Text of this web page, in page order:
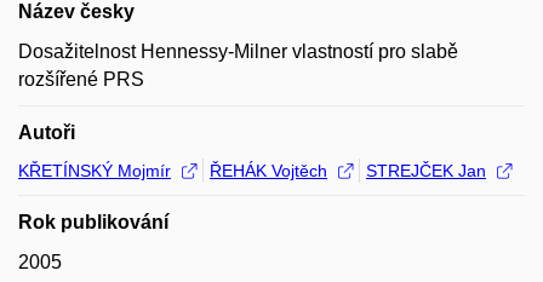
Název česky
Dosažitelnost Hennessy-Milner vlastností pro slabě
rozšířené PRS
Autoři
KŘETÍNSKÝ Mojmír ŘEHÁK Vojtěch STREJČEK Jan
Rok publikování
2005